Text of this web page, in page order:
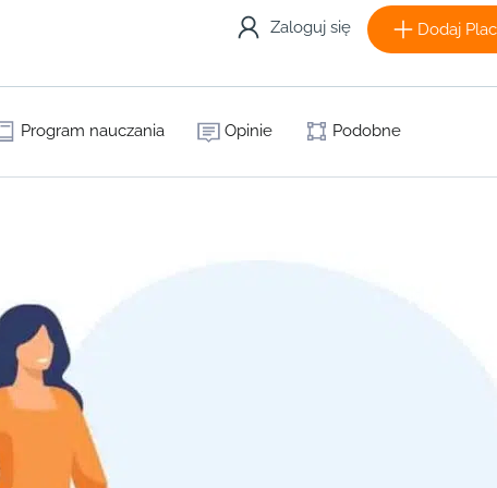
Zaloguj się Dodaj
Program nauczania Opinie Podobne